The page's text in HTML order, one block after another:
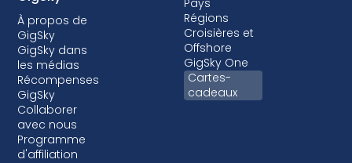
À propos de
GigSky
GigSky dans
les médias
Récompenses
GigSky
Collaborer
avec nous
Programme
d'affiliation
Régions
Croisières et
Offshore
GigSky One
Cartes-
cadeaux